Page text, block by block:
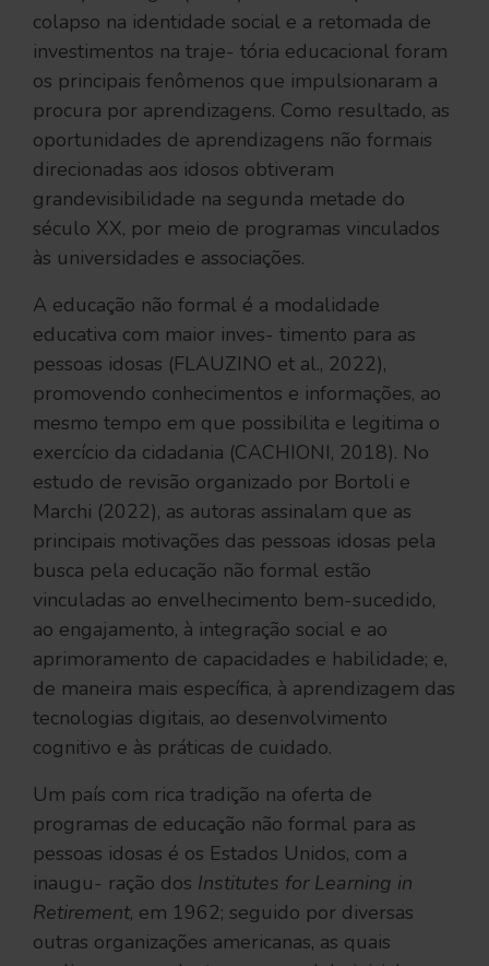
colapso na identidade social e a retomada de
investimentos na traje- tória educacional foram
os principais fenômenos que impulsionaram a
procura por aprendizagens. Como resultado, as
oportunidades de aprendizagens não formais
direcionadas aos idosos obtiveram
grandevisibilidade na segunda metade do
século XX, por meio de programas vinculados
às universidades e associações.
A educação não formal é a modalidade
educativa com maior inves- timento para as
pessoas idosas (FLAUZINO et al., 2022),
promovendo conhecimentos e informações, ao
mesmo tempo em que possibilita e legitima o
exercício da cidadania (CACHIONI, 2018). No
estudo de revisão organizado por Bortoli e
Marchi (2022), as autoras assinalam que as
principais motivações das pessoas idosas pela
busca pela educação não formal estão
vinculadas ao envelhecimento bem-sucedido,
ao engajamento, à integração social e ao
aprimoramento de capacidades e habilidade; e,
de maneira mais específica, à aprendizagem das
tecnologias digitais, ao desenvolvimento
cognitivo e às práticas de cuidado.
Um país com rica tradição na oferta de
programas de educação não formal para as
pessoas idosas é os Estados Unidos, com a
inaugu- ração dos Institutes for Learning in
Retirement, em 1962; seguido por diversas
outras organizações americanas, as quais